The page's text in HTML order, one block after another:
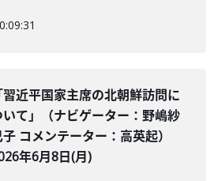
習近平国家主席の北朝鮮訪問に
いて」（ナビゲーター：野嶋紗
子 コメンテーター：高英起）
年6月8日(月)